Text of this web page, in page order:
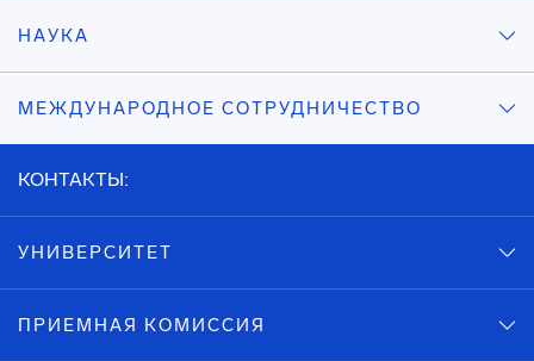
НАУКА
МЕЖДУНАРОДНОЕ СОТРУДНИЧЕСТВО
КОНТАКТЫ:
УНИВЕРСИТЕТ
ПРИЕМНАЯ КОМИССИЯ